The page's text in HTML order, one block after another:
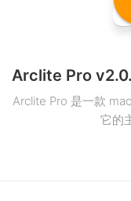
Arclite Pro 是一款
它的